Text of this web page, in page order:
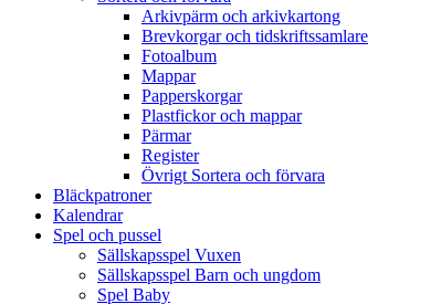
Arkivpärm och arkivkartong
Brevkorgar och tidskriftssamlare
Fotoalbum
Mappar
Papperskorgar
Plastfickor och mappar
Pärmar
Register
Övrigt Sortera och förvara
Bläckpatroner
Kalendrar
Spel och pussel
Sällskapsspel Vuxen
Sällskapsspel Barn och ungdom
Spel Baby